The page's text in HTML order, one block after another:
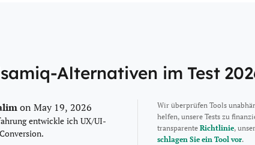
Alternativen im Test
on May 19, 2026
entwickle ich UX/UI-
Wir überprüfen Tools
helfen, unsere Tests zu
transparenteRichtlinie,
schlagen Sie ein Tool vor.